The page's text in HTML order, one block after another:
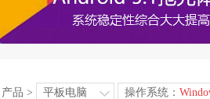
产品 > 平板电脑 操作系统：